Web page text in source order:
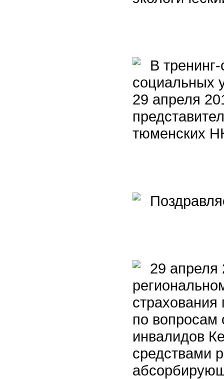
В
социальных
29 апреля
тюменских
29 апреля
страхования
по вопросам
инвалидов
средствами